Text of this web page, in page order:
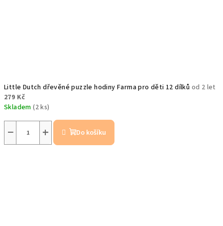
Little Dutch dřevěné puzzle hodiny Farma pro děti 12 dílků od 2 let
279 Kč
Skladem(2 ks)
+
− Do košíku